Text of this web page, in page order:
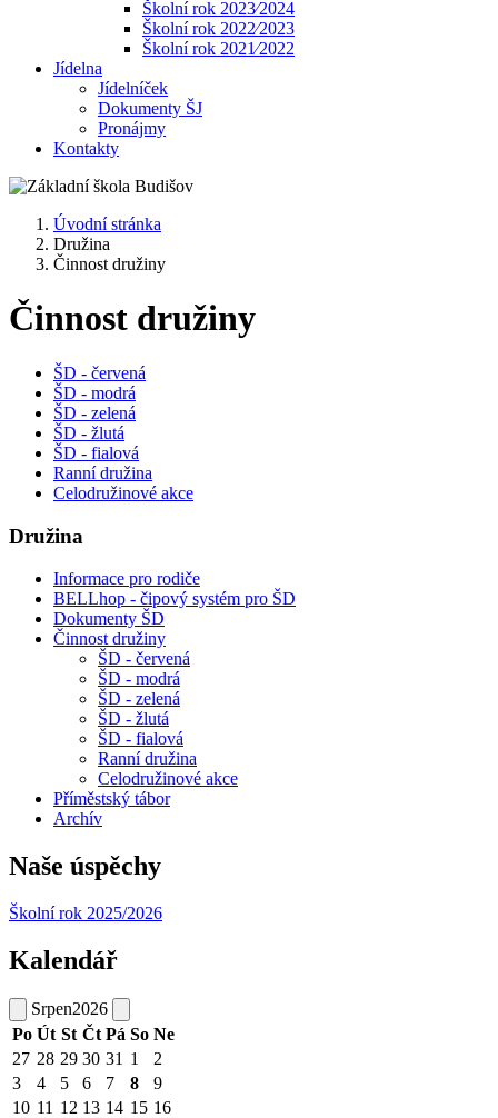
Školní rok 2023⁄2024
Školní rok 2022⁄2023
Školní rok 2021⁄2022
Jídelna
Jídelníček
Dokumenty ŠJ
Pronájmy
Kontakty
Úvodní stránka
Družina
Činnost družiny
Činnost družiny
ŠD - červená
ŠD - modrá
ŠD - zelená
ŠD - žlutá
ŠD - fialová
Ranní družina
Celodružinové akce
Družina
Informace pro rodiče
BELLhop - čipový systém pro ŠD
Dokumenty ŠD
Činnost družiny
ŠD - červená
ŠD - modrá
ŠD - zelená
ŠD - žlutá
ŠD - fialová
Ranní družina
Celodružinové akce
Příměstský tábor
Archív
Naše úspěchy
Školní rok 2025/2026
Kalendář
Srpen2026
Po Út St Čt Pá So Ne
27 28 29 30 31 1
2
3
4 5 6 7 8
9
10 11 12 13 14 15 16